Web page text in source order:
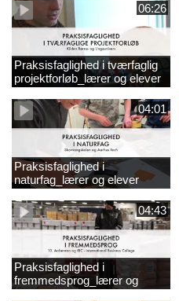
06:26
Praksisfaglighed i tværfaglig
projektforløb_lærer og elever
04:01
Praksisfaglighed i
naturfag_lærer og elever
04:43
Praksisfaglighed i
fremmedsprog_lærer og
elever